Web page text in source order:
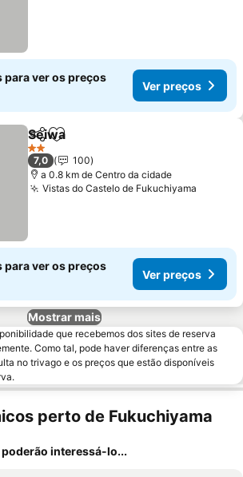
para ver os preços
Ver preços
PartilharAdicionar aos favoritos
Seiwa
2 Estrelas
7,0
100
a 0.8 km de Centro da cidade
Vistas do Castelo de Fukuchiyama
para ver os preços
Ver preços
Mostrar mais
que recebemos dos sites de reserva
Como tal, pode haver diferenças entre as
no trivago e os preços que estão disponíveis
perto de Fukuchiyama
interessá-lo...